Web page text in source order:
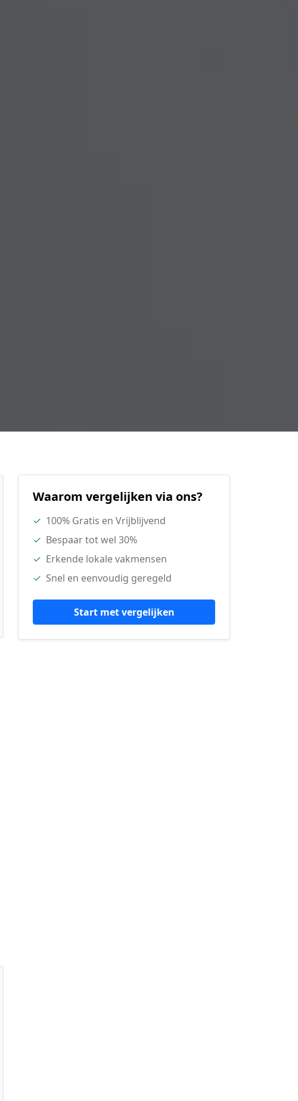
Waarom vergelijken via ons?
✓ 100% Gratis en Vrijblijvend
✓ Bespaar tot wel 30%
✓ Erkende lokale vakmensen
✓ Snel en eenvoudig geregeld
Start met vergelijken